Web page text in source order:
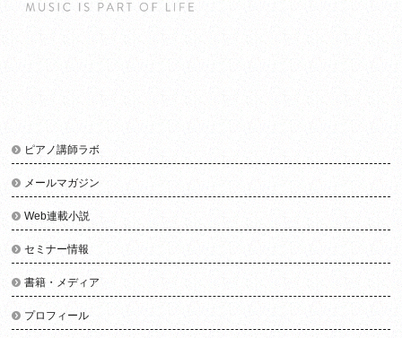
ピアノ講師ラボ
メールマガジン
Web連載小説
セミナー情報
書籍・メディア
プロフィール